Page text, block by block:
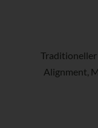
Traditioneller
Alignment,